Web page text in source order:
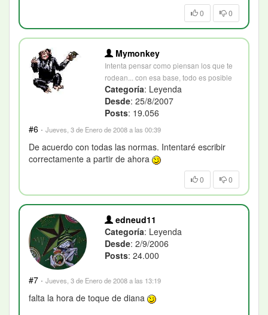
0 0
Mymonkey
Intenta pensar como piensan los que te
rodean... con esa base, todo es posible
Categoría: Leyenda
Desde: 25/8/2007
Posts: 19.056
#6 · Jueves, 3 de Enero de 2008 a las 00:39
De acuerdo con todas las normas. Intentaré escribir
correctamente a partir de ahora
0 0
edneud11
Categoría: Leyenda
Desde: 2/9/2006
Posts: 24.000
#7 · Jueves, 3 de Enero de 2008 a las 13:19
falta la hora de toque de diana